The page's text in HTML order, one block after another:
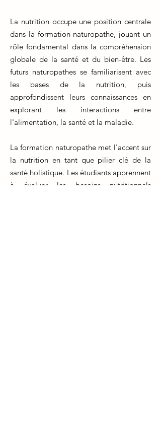
La nutrition occupe une position centrale
dans la formation naturopathe, jouant un
rôle fondamental dans la compréhension
globale de la santé et du bien-être. Les
futurs naturopathes se familiarisent avec
les bases de la nutrition, puis
approfondissent leurs connaissances en
explorant les interactions entre
l'alimentation, la santé et la maladie.
La formation naturopathe met l'accent sur
la nutrition en tant que pilier clé de la
santé holistique. Les étudiants apprennent
à évaluer les besoins nutritionnels